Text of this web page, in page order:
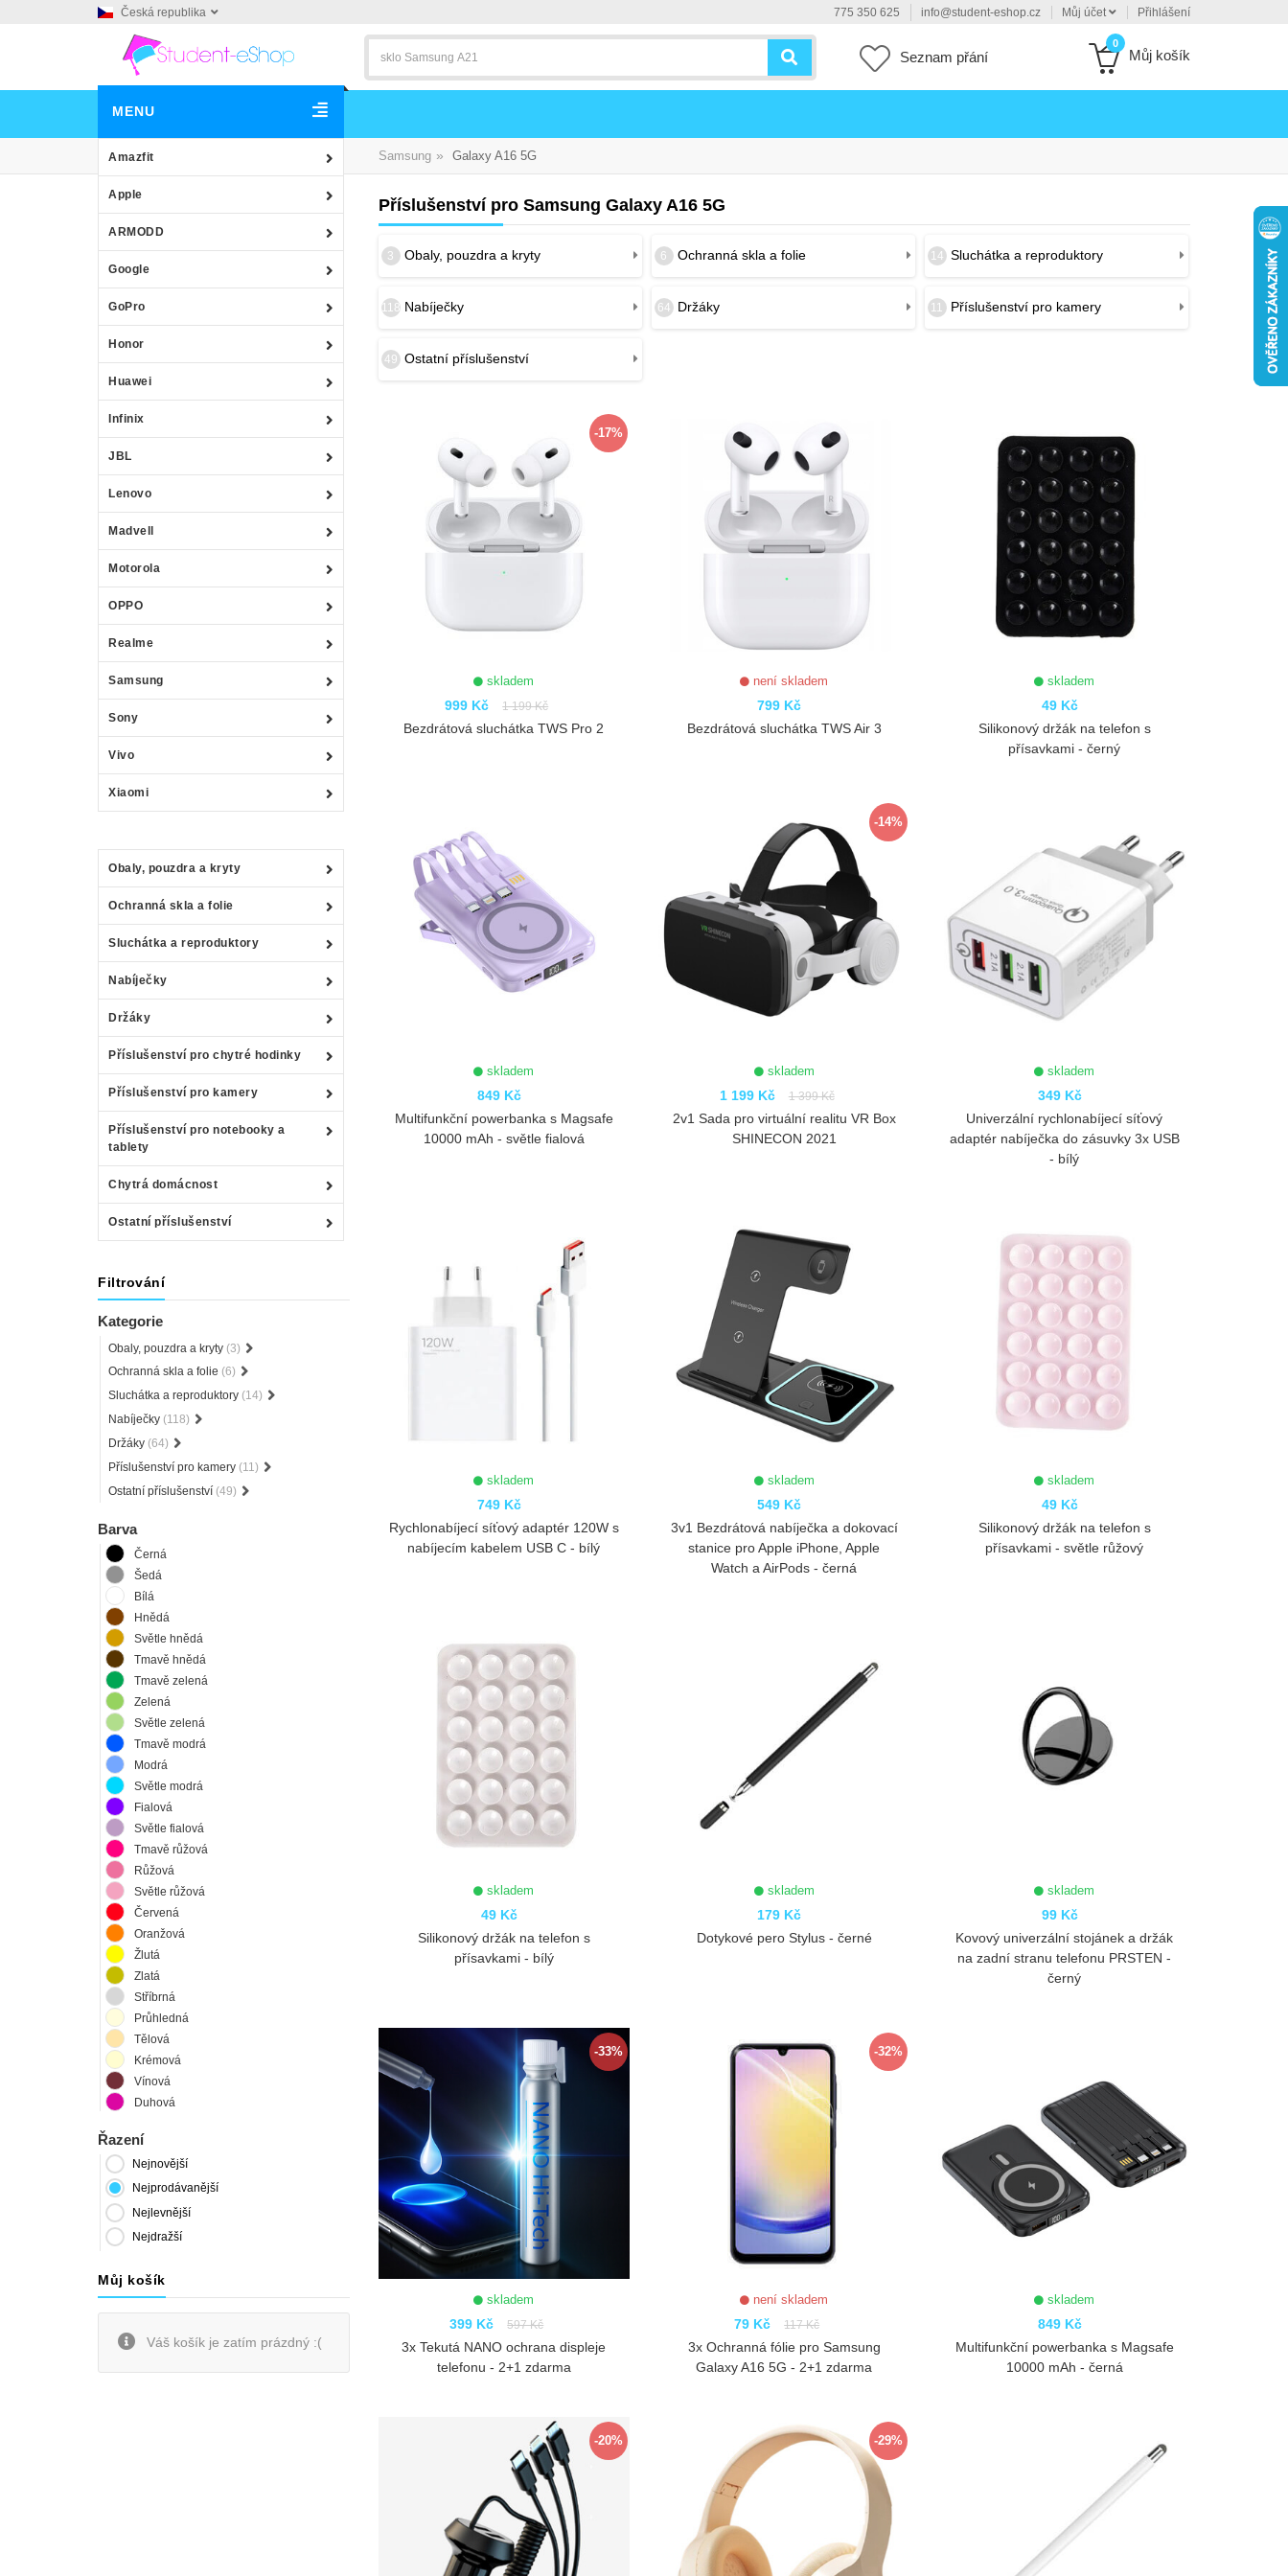
Česká republika 775 350 625 info@student-eshop.cz Můj účet Přihlášení
Seznam přání
0
Můj košík
MENU
Amazfit
Apple
ARMODD
Google
GoPro
Honor
Huawei
Infinix
JBL
Lenovo
Madvell
Motorola
OPPO
Realme
Samsung
Sony
Vivo
Xiaomi
Obaly, pouzdra a kryty
Ochranná skla a folie
Sluchátka a reproduktory
Nabíječky
Držáky
Příslušenství pro chytré hodinky
Příslušenství pro kamery
Příslušenství pro notebooky a
tablety
Chytrá domácnost
Ostatní příslušenství
Samsung » Galaxy A16 5G
Filtrování
Kategorie
Obaly, pouzdra a kryty (3)
Ochranná skla a folie (6)
Sluchátka a reproduktory (14)
Nabíječky (118)
Držáky (64)
Příslušenství pro kamery (11)
Ostatní příslušenství (49)
Barva
Černá
Šedá
Bílá
Hnědá
Světle hnědá
Tmavě hnědá
Tmavě zelená
Zelená
Světle zelená
Tmavě modrá
Modrá
Světle modrá
Fialová
Světle fialová
Tmavě růžová
Růžová
Světle růžová
Červená
Oranžová
Žlutá
Zlatá
Stříbrná
Průhledná
Tělová
Krémová
Vínová
Duhová
Řazení
Nejnovější
Nejprodávanější
Nejlevnější
Nejdražší
Můj košík
Váš košík je zatím prázdný :(
Příslušenství pro Samsung Galaxy A16 5G
3 Obaly, pouzdra a kryty 6 Ochranná skla a folie 14 Sluchátka a reproduktory
118 Nabíječky 64 Držáky 11 Příslušenství pro kamery
49 Ostatní příslušenství
-17%
skladem
999 Kč 1 199 Kč
Bezdrátová sluchátka TWS Pro 2
není skladem
799 Kč
Bezdrátová sluchátka TWS Air 3
skladem
49 Kč
Silikonový držák na telefon s
přísavkami - černý
skladem
849 Kč
Multifunkční powerbanka s Magsafe
10000 mAh - světle fialová
-14%
skladem
1 199 Kč 1 399 Kč
2v1 Sada pro virtuální realitu VR Box
SHINECON 2021
skladem
349 Kč
Univerzální rychlonabíjecí síťový
adaptér nabíječka do zásuvky 3x USB
- bílý
skladem
749 Kč
Rychlonabíjecí síťový adaptér 120W s
nabíjecím kabelem USB C - bílý
skladem
549 Kč
3v1 Bezdrátová nabíječka a dokovací
stanice pro Apple iPhone, Apple
Watch a AirPods - černá
skladem
49 Kč
Silikonový držák na telefon s
přísavkami - světle růžový
skladem
49 Kč
ZOBRAZIT
Silikonový držák na telefon s
přísavkami - bílý
skladem
179 Kč
Dotykové pero Stylus - černé
skladem
99 Kč
Kovový univerzální stojánek a držák
na zadní stranu telefonu PRSTEN -
černý
-33%
skladem
399 Kč 597 Kč
3x Tekutá NANO ochrana displeje
telefonu - 2+1 zdarma
-32%
není skladem
79 Kč 117 Kč
ZOBRAZIT
3x Ochranná fólie pro Samsung
Galaxy A16 5G - 2+1 zdarma
skladem
849 Kč
Multifunkční powerbanka s Magsafe
10000 mAh - černá
-20% -29%